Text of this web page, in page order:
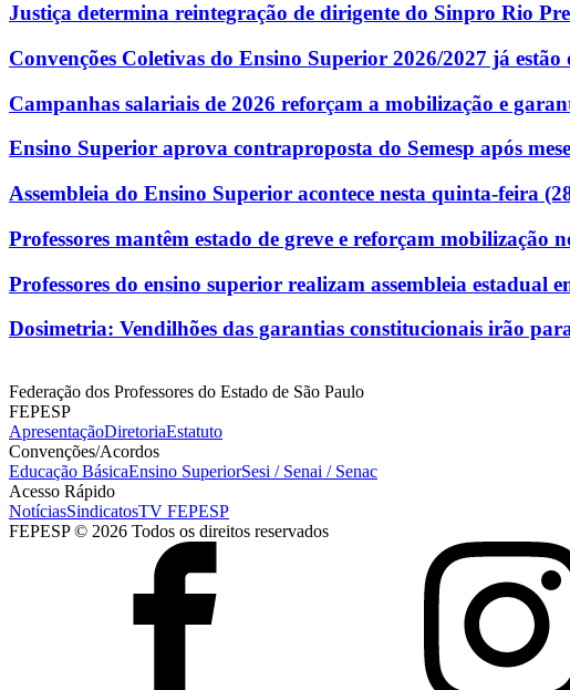
Justiça determina reintegração de dirigente do Sinpro Rio
Convenções Coletivas do Ensino Superior 2026/2027 já estão
Campanhas salariais de 2026 reforçam a mobilização e
Ensino Superior aprova contraproposta do Semesp após
Assembleia do Ensino Superior acontece nesta quinta-feira
Professores mantêm estado de greve e reforçam mobilização
Professores do ensino superior realizam assembleia estadual
Dosimetria: Vendilhões das garantias constitucionais irão
Federação dos Professores do Estado de São Paulo
FEPESP
ApresentaçãoDiretoriaEstatuto
Convenções/Acordos
Educação BásicaEnsino SuperiorSesi / Senai / Senac
Acesso Rápido
NotíciasSindicatosTV FEPESP
FEPESP © 2026 Todos os direitos reservados